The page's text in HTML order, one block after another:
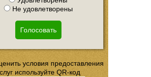
Не удовлетворены
Голосовать
условия предоставления
используйте QR-код